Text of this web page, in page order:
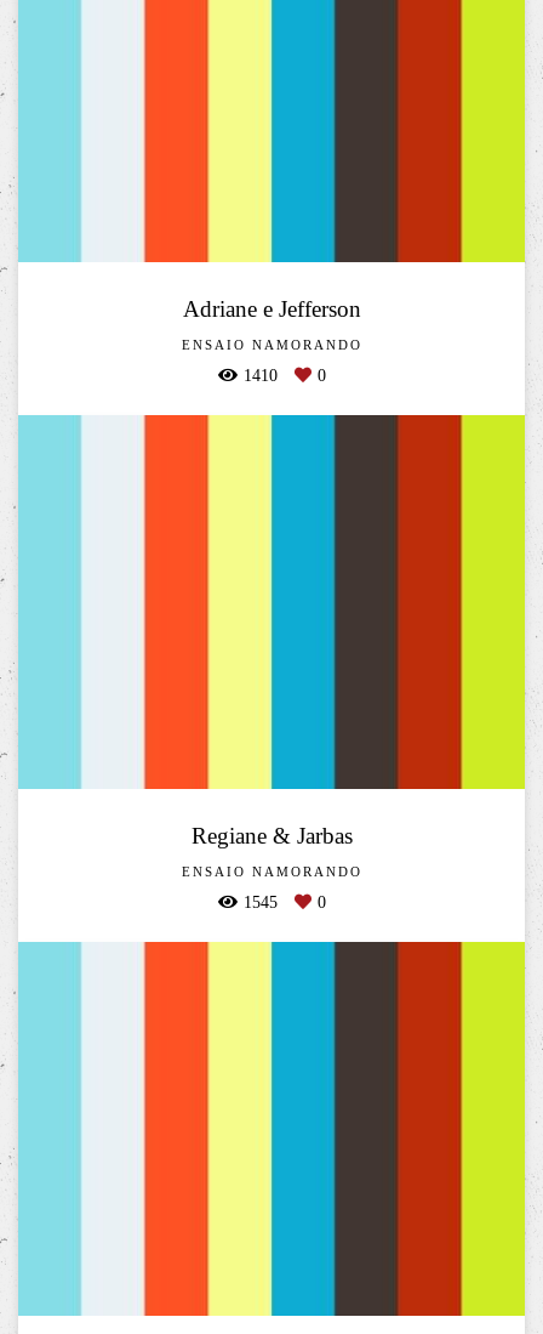
Adriane e Jefferson
ENSAIO NAMORANDO
1410 0
Regiane & Jarbas
ENSAIO NAMORANDO
1545 0